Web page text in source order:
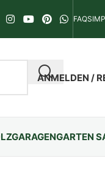
FAQS
ANMELDEN /
GARTEN